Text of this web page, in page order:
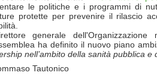
le politiche e i programmi di
protette per prevenire il rilascio
generale
ha definito il nuovo piano
nell’ambito della sanità pubblica
Tautonico